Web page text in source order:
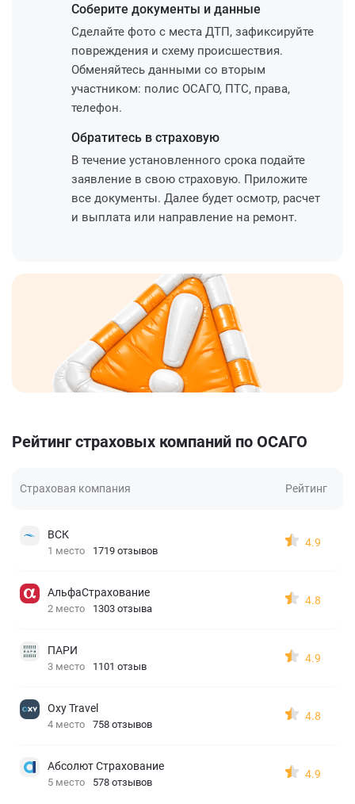
Соберите документы и данные
Сделайте фото с места ДТП, зафиксируйте
повреждения и схему происшествия.
Обменяйтесь данными со вторым
участником: полис ОСАГО, ПТС, права,
телефон.
Обратитесь в страховую
В течение установленного срока подайте
заявление в свою страховую. Приложите
все документы. Далее будет осмотр, расчет
и выплата или направление на ремонт.
Рейтинг страховых компаний по ОСАГО
Страховая компания Рейтинг
ВСК
1 место 1719 отзывов
4.9
АльфаСтрахование
2 место 1303 отзыва
4.8
ПАРИ
3 место 1101 отзыв
4.9
Oxy Travel
4 место 758 отзывов
4.8
Абсолют Страхование
5 место 578 отзывов
4.9